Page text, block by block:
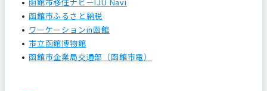
函館市移住ナビーIJU Navi
函館市ふるさと納税
ワーケーションin函館
市立函館博物館
函館市企業局交通部（函館市電）